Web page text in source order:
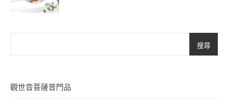
搜尋
觀世音菩薩普門品